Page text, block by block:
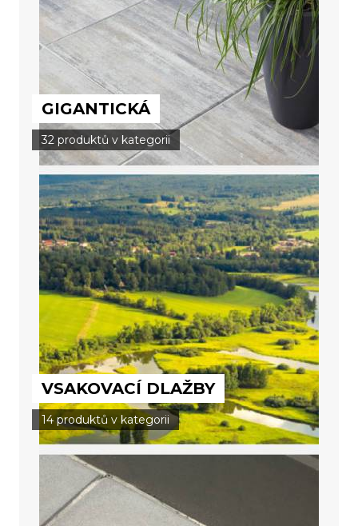
GIGANTICKÁ
32 produktů v kategorii
VSAKOVACÍ DLAŽBY
14 produktů v kategorii